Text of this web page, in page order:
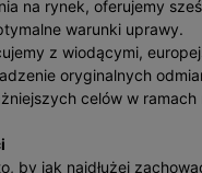
na rynek, oferujemy
warunki uprawy.
z wiodącymi,
oryginalnych
celów w ramach
by jak najdłużej